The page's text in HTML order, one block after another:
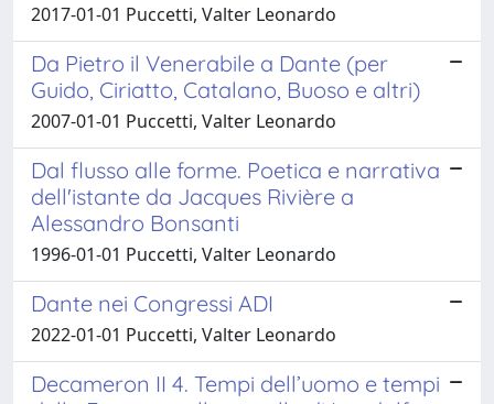
2017-01-01 Puccetti, Valter Leonardo
Da Pietro il Venerabile a Dante (per
Guido, Ciriatto, Catalano, Buoso e altri)
2007-01-01 Puccetti, Valter Leonardo
Dal flusso alle forme. Poetica e narrativa
dell'istante da Jacques Rivière a
Alessandro Bonsanti
1996-01-01 Puccetti, Valter Leonardo
Dante nei Congressi ADI
2022-01-01 Puccetti, Valter Leonardo
Decameron II 4. Tempi dell’uomo e tempi